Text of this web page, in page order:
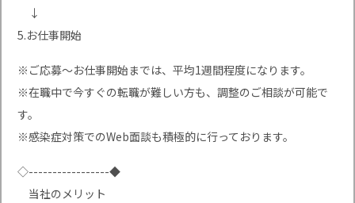
↓
5.お仕事開始
※ご応募〜お仕事開始までは、平均1週間程度になります。
※在職中で今すぐの転職が難しい方も、調整のご相談が可能で
す。
※感染症対策でのWeb面談も積極的に行っております。
◇-----------------◆
当社のメリット